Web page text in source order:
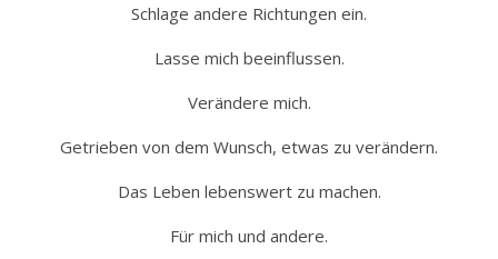
Schlage andere Richtungen ein.
Lasse mich beeinflussen.
Verändere mich.
Getrieben von dem Wunsch, etwas zu verändern.
Das Leben lebenswert zu machen.
Für mich und andere.